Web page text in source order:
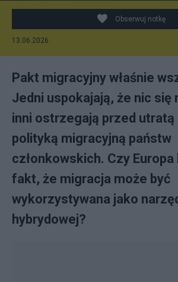
Pakt migracyjny wszedł w życie
Obserwuj notkę
13.06.2026
Pakt migracyjny właśnie
Jedni uspokajają, że nic się
inni ostrzegają przed utratą
polityką migracyjną państw
członkowskich. Czy
fakt, że migracja może być
wykorzystywana jako
hybrydowej?